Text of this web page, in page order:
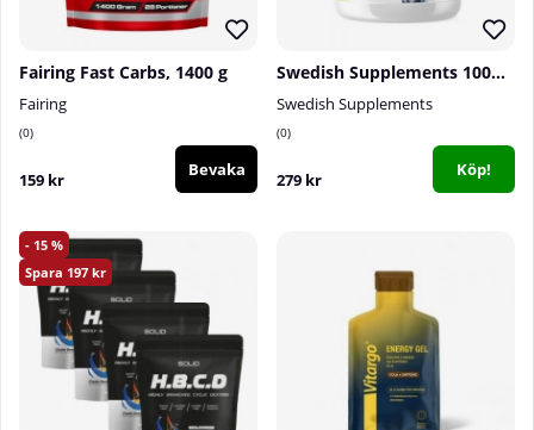
Fairing Fast Carbs, 1400 g
Fairing
0
159 kr Bevaka
Swedish Supplements 100% Maltodextrine, 3 kg
Swedish Supplements
0
279 kr Köp!
15
197